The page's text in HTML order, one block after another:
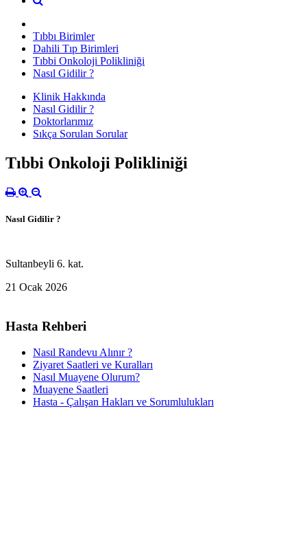
Tıbbı Birimler
Dahili Tıp Birimleri
Tıbbi Onkoloji Polikliniği
Nasıl Gidilir ?
Klinik Hakkında
Nasıl Gidilir ?
Doktorlarımız
Sıkça Sorulan Sorular
Tıbbi Onkoloji Polikliniği
Nasıl Gidilir ?
Sultanbeyli 6. kat.
21 Ocak 2026
Hasta Rehberi
Nasıl Randevu Alınır ?
Ziyaret Saatleri ve Kuralları
Nasıl Muayene Olurum?
Muayene Saatleri
Hasta - Çalışan Hakları ve Sorumlulukları